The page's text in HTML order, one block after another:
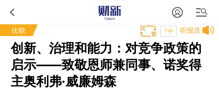
比较 听报道
T中
创新、治理和能力：对竞争政策的
启示——致敬恩师兼同事、诺奖得
主奥利弗·威廉姆森